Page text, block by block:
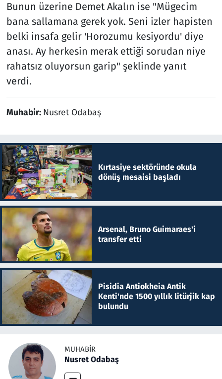
Bunun üzerine Demet Akalın ise "Mügecim
bana sallamana gerek yok. Seni izler hapisten
belki insafa gelir 'Horozumu kesiyordu' diye
anası. Ay herkesin merak ettiği sorudan niye
rahatsız oluyorsun garip" şeklinde yanıt
verdi.
Muhabir: Nusret Odabaş
Kırtasiye sektöründe okula
dönüş mesaisi başladı
Arsenal, Bruno Guimaraes'i
transfer etti
Pisidia Antiokheia Antik
Kenti'nde 1500 yıllık litürjik kap
bulundu
MUHABIR
Nusret Odabaş